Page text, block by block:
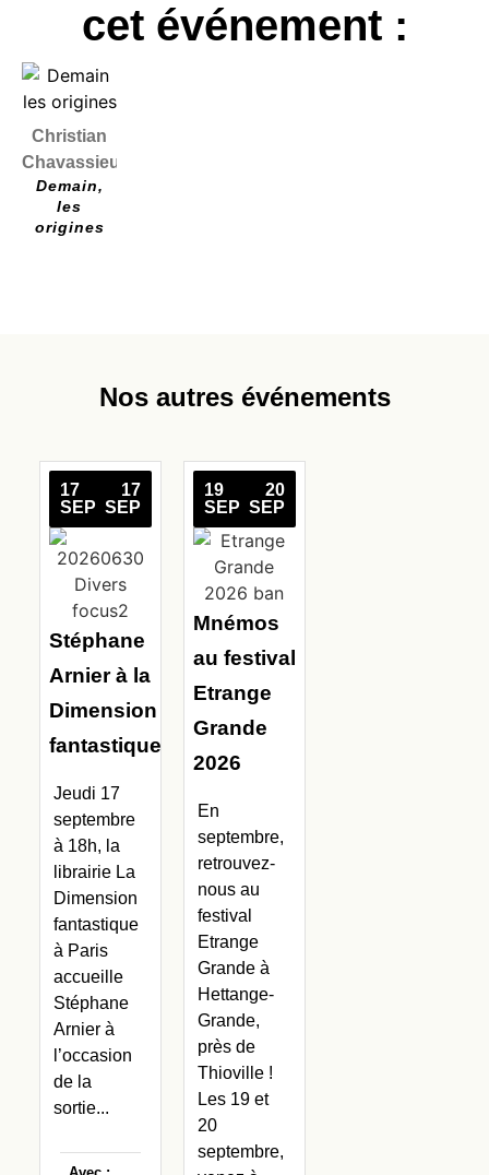
cet événement :
Christian
Chavassieux
Demain,
les
origines
Nos autres événements
17
SEP
17
SEP
Stéphane
Arnier à la
Dimension
fantastique
Jeudi 17
septembre
à 18h, la
librairie La
Dimension
fantastique
à Paris
accueille
Stéphane
Arnier à
l’occasion
de la
sortie...
19
SEP
20
SEP
Mnémos
au festival
Etrange
Grande
2026
En
septembre,
retrouvez-
nous au
festival
Etrange
Grande à
Hettange-
Grande,
près de
Thioville !
Les 19 et
20
septembre,